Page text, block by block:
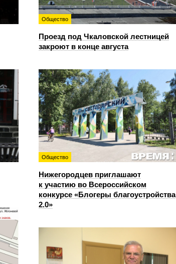
Общество
Проезд под Чкаловской лестницей
закроют в конце августа
Общество
Нижегородцев приглашают
к участию во Всероссийском
конкурсе «Блогеры благоустройства
2.0»